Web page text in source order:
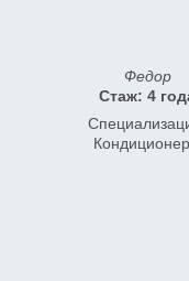
Федор
Стаж: 4